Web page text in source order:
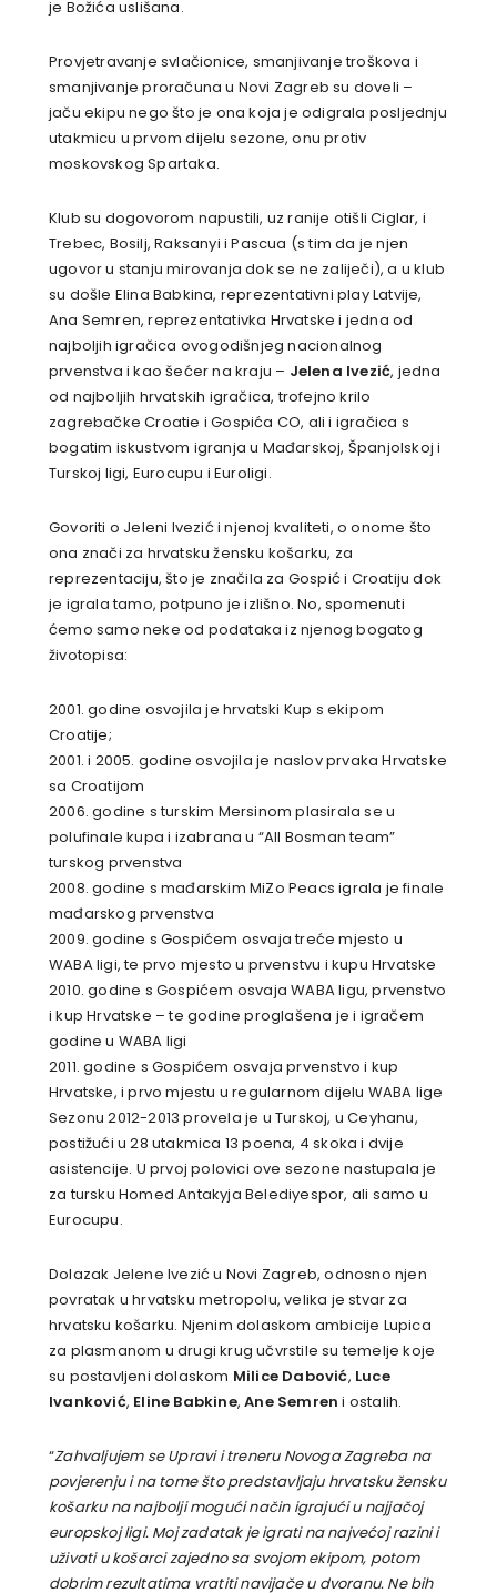
je Božića uslišana.
Provjetravanje svlačionice, smanjivanje troškova i
smanjivanje proračuna u Novi Zagreb su doveli –
jaču ekipu nego što je ona koja je odigrala posljednju
utakmicu u prvom dijelu sezone, onu protiv
moskovskog Spartaka.
Klub su dogovorom napustili, uz ranije otišli Ciglar, i
Trebec, Bosilj, Raksanyi i Pascua (s tim da je njen
ugovor u stanju mirovanja dok se ne zaliječi), a u klub
su došle Elina Babkina, reprezentativni play Latvije,
Ana Semren, reprezentativka Hrvatske i jedna od
najboljih igračica ovogodišnjeg nacionalnog
prvenstva i kao šećer na kraju – Jelena Ivezić, jedna
od najboljih hrvatskih igračica, trofejno krilo
zagrebačke Croatie i Gospića CO, ali i igračica s
bogatim iskustvom igranja u Mađarskoj, Španjolskoj i
Turskoj ligi, Eurocupu i Euroligi.
Govoriti o Jeleni Ivezić i njenoj kvaliteti, o onome što
ona znači za hrvatsku žensku košarku, za
reprezentaciju, što je značila za Gospić i Croatiju dok
je igrala tamo, potpuno je izlišno. No, spomenuti
ćemo samo neke od podataka iz njenog bogatog
životopisa:
2001. godine osvojila je hrvatski Kup s ekipom
Croatije;
2001. i 2005. godine osvojila je naslov prvaka Hrvatske
sa Croatijom
2006. godine s turskim Mersinom plasirala se u
polufinale kupa i izabrana u “All Bosman team”
turskog prvenstva
2008. godine s mađarskim MiZo Peacs igrala je finale
mađarskog prvenstva
2009. godine s Gospićem osvaja treće mjesto u
WABA ligi, te prvo mjesto u prvenstvu i kupu Hrvatske
2010. godine s Gospićem osvaja WABA ligu, prvenstvo
i kup Hrvatske – te godine proglašena je i igračem
godine u WABA ligi
2011. godine s Gospićem osvaja prvenstvo i kup
Hrvatske, i prvo mjestu u regularnom dijelu WABA lige
Sezonu 2012-2013 provela je u Turskoj, u Ceyhanu,
postižući u 28 utakmica 13 poena, 4 skoka i dvije
asistencije. U prvoj polovici ove sezone nastupala je
za tursku Homed Antakyja Belediyespor, ali samo u
Eurocupu.
Dolazak Jelene Ivezić u Novi Zagreb, odnosno njen
povratak u hrvatsku metropolu, velika je stvar za
hrvatsku košarku. Njenim dolaskom ambicije Lupica
za plasmanom u drugi krug učvrstile su temelje koje
su postavljeni dolaskom Milice Dabović, Luce
Ivanković, Eline Babkine,Ane Semreni ostalih.
“Zahvaljujem se Upravi i treneru Novoga Zagreba na
povjerenju i na tome što predstavljaju hrvatsku žensku
košarku na najbolji mogući način igrajući u najjačoj
europskoj ligi. Moj zadatak je igrati na najvećoj razini i
uživati u košarci zajedno sa svojom ekipom, potom
dobrim rezultatima vratiti navijače u dvoranu. Ne bih